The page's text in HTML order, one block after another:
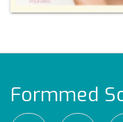
Formmed